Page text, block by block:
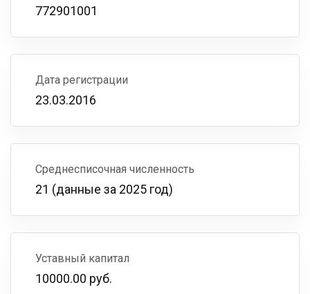
772901001
Дата регистрации
23.03.2016
Среднесписочная численность
21 (данные за 2025 год)
Уставный капитал
10000.00 руб.